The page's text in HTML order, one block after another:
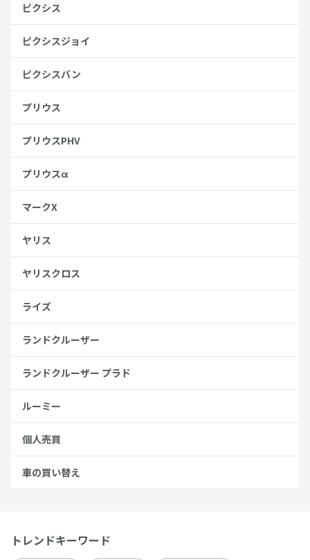
ピクシス
ピクシスジョイ
ピクシスバン
プリウス
プリウスPHV
プリウスα
マークX
ヤリス
ヤリスクロス
ライズ
ランドクルーザー
ランドクルーザー プラド
ルーミー
個人売買
車の買い替え
トレンドキーワード